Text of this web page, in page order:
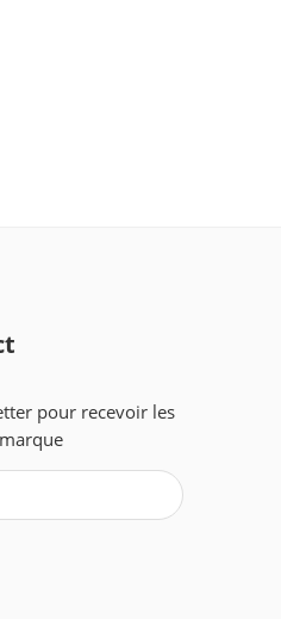
pour recevoir les